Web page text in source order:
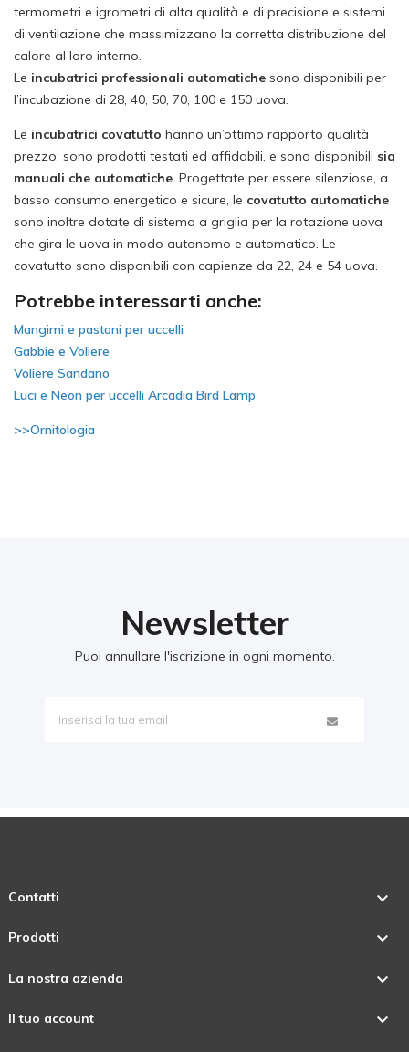
termometri e igrometri di alta qualità e di precisione e sistemi
di ventilazione che massimizzano la corretta distribuzione del
calore al loro interno.
Le incubatrici professionali automatiche sono disponibili per
l’incubazione di 28, 40, 50, 70, 100 e 150 uova.
Le incubatrici covatutto hanno un’ottimo rapporto qualità
prezzo: sono prodotti testati ed affidabili, e sono disponibili sia
manuali che automatiche. Progettate per essere silenziose, a
basso consumo energetico e sicure, le covatutto automatiche
sono inoltre dotate di sistema a griglia per la rotazione uova
che gira le uova in modo autonomo e automatico. Le
covatutto sono disponibili con capienze da 22, 24 e 54 uova.
Potrebbe interessarti anche:
Mangimi e pastoni per uccelli
Gabbie e Voliere
Voliere Sandano
Luci e Neon per uccelli Arcadia Bird Lamp
>>Ornitologia
Newsletter
Puoi annullare l'iscrizione in ogni momento.
Contatti 
Prodotti 
La nostra azienda 
Il tuo account 